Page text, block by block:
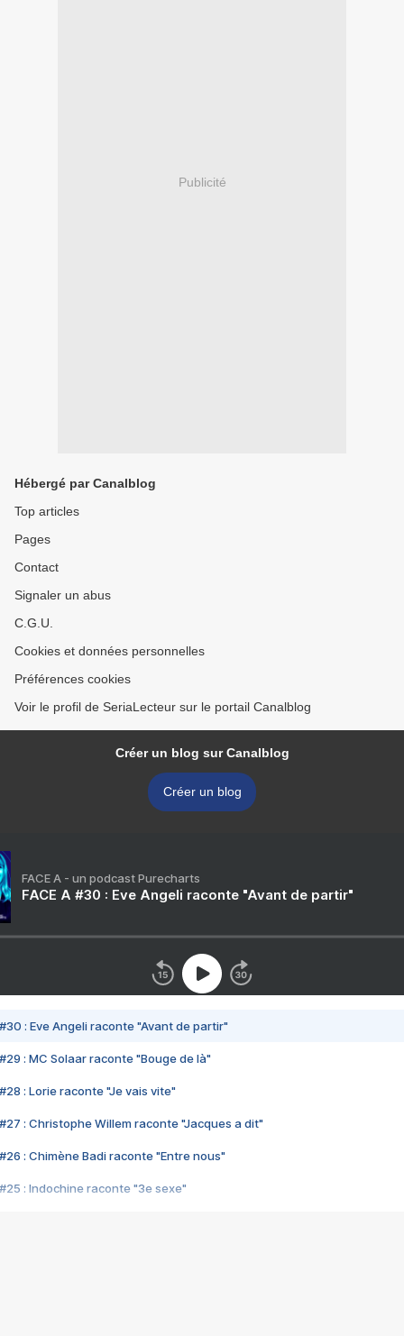
Publicité
Hébergé par Canalblog
Top articles
Pages
Contact
Signaler un abus
C.G.U.
Cookies et données personnelles
Préférences cookies
Voir le profil de SeriaLecteur sur le portail Canalblog
Créer un blog sur Canalblog
Créer un blog
FACE A - un podcast Purecharts
FACE A #30 : Eve Angeli raconte "Avant de partir"
#30 : Eve Angeli raconte "Avant de partir"
#29 : MC Solaar raconte "Bouge de là"
#28 : Lorie raconte "Je vais vite"
#27 : Christophe Willem raconte "Jacques a dit"
#26 : Chimène Badi raconte "Entre nous"
#25 : Indochine raconte "3e sexe"